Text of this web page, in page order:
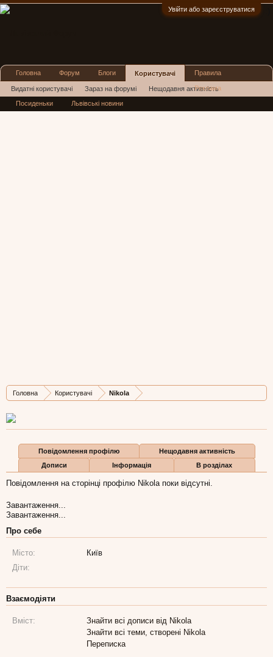
Увійти або зареєструватися
Головна Користувачі Nikola
Дописів
138
Карма
3
Бали
0
Повідомлення профілю
Нещодавня активність
Дописи
Інформація В розділах
Повідомлення на сторінці профілю Nikola поки відсутні.
Завантаження...
Завантаження...
Про себе
Місто:
Київ
Діти:
Взаємодіяти
Вміст:
Знайти всі дописи від Nikola
Знайти всі теми, створені Nikola
Переписка
Головна Форум Блоги Користувачі
Видатні користувачі Зараз на форумі Нещодавня активність
Нові повідомлення профілю
Правила
Реклама
Посиденьки Львівські новини